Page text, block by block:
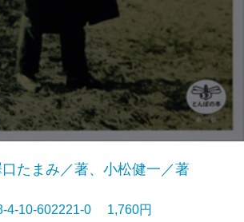
たまみ／著、小松健一／著
4-10-602221-0 1,760円